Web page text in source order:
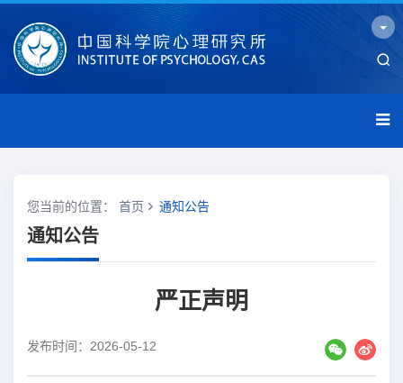
您当前的位置： 首页 通知公告
通知公告
严正声明
发布时间：2026-05-12